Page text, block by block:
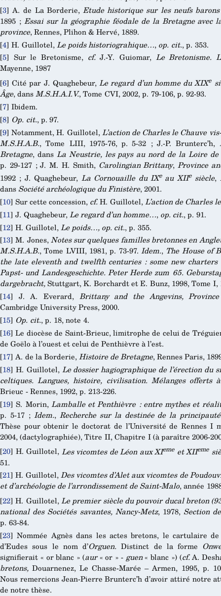
[3]A. de La Borderie, Etude historique sur les neufs
1895 ; Essai sur la géographie féodale de la Bretagne avec
province, Rennes, Plihon & Hervé, 1889.
[4] H. Guillotel,Le poids historiograhique…, op. cit., p. 353.
[5] Sur le Bretonisme, cf.J.-Y. Guiomar, Le Bretonisme.
Mayenne, 1987
[6]Cité par J. Quaghebeur,Le regard d’un homme du XIXe
Âge, dansM.S.H.A.I.V., Tome CVI, 2002, p. 79-106, p. 92-93.
[7] Ibidem.
[8] Op. cit., p. 97.
[9]Notamment, H. Guillotel,L’action de Charles le Chauve
M.S.H.A.B., Tome LIII, 1975-76, p. 5-32 ; J.-P. Brunterc’h,
Bretagne, dans La Neustrie, les pays au nord de la Loire
p. 29-127 ; J. M. H. Smith, Carolingian Brittany,Province
1992 ; J. Quaghebeur, La Cornouaille du IXeau XIIesiècle,
dans Société archéologique du Finistère, 2001.
[10] Sur cette concession, cf.H. Guillotel,L’action de Charles
[11] J. Quaghebeur,Le regard d’un homme…, op. cit., p. 91.
[12] H. Guillotel,Le poids…, op. cit., p. 355.
[13]M. Jones,Notes sur quelques familles bretonnes en
M.S.H.A.B., Tome LVIII, 1981, p. 73-97.Idem., The House of
the late eleventh and twelfth centuries : some new charters
Papst- und Landesgeschichte. Peter Herde zum 65.
dargebracht,Stuttgart, K. Borchardt et E. Bunz, 1998, Tome I,
[14] J. A. Everard, Brittany and the Angevins,
Cambridge University Press, 2000.
[15] Op. cit., p. 18, note 4.
[16]Le diocèse de Saint-Brieuc, limitrophe de celui de
de Goëlo à l’ouest et celui de Penthièvre à l’est.
[17] A. de la Borderie,Histoire de Bretagne, Rennes Paris,
[18] H. Guillotel, Le dossier hagiographique de l’érection du
celtiques. Langues, histoire, civilisation. Mélanges
Brieuc - Rennes, 1992, p. 213-226.
[19]S. Morin, Lamballe et Penthièvre : entre mythes et
p. 5-17 ; Idem., Recherche sur la destinée de la
Thèse pour obtenir le doctorat de l’Université de Rennes I
2004, (dactylographiée), Titre II, Chapitre I (à paraître 2006-
[20] H. Guillotel, Les vicomtes de Léon aux XIemeet XIIeme
51.
[21]H. Guillotel,Des vicomtes d’Alet aux vicomtes de
et d’archéologie de l’arrondissement de Saint-Malo, année
[22]H. Guillotel,Le premier siècle du pouvoir ducal breton
national des Sociétés savantes, Nancy-Metz, 1978, Section
p. 63-84.
[23]Nommée Agnès dans les actes bretons, le cartulaire de
d’Eudes sous le nom d’Orguen. Distinct de la forme
signifierait « or blanc » (aur« or » - guen« blanc ») (cf.A.
bretons,Douarnenez, Le Chasse-Marée – Armen, 1995, p.
Nous remercions Jean-Pierre Brunterc’h d’avoir attiré notre
de notre thèse.